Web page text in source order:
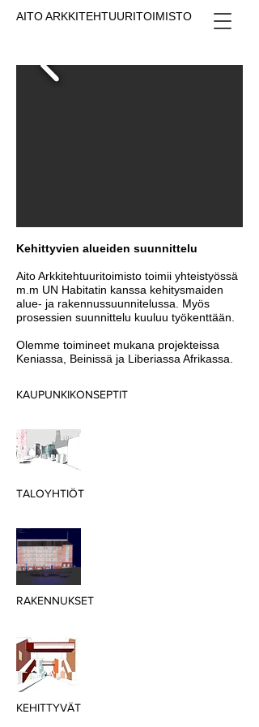
AITO ARKKITEHTUURITOIMISTO
KAUPUNKIKONSEPTIT
RAKENNUKSET
TALOYHTIÖT
KEHITTYVÄT
Kehittyvien alueiden suunnittelu
Aito Arkkitehtuuritoimisto toimii yhteistyössä
m.m UN Habitatin kanssa kehitysmaiden
alue- ja rakennussuunnitelussa. Myös
prosessien suunnittelu kuuluu työkenttään.
Olemme toimineet mukana projekteissa
Keniassa, Beinissä ja Liberiassa Afrikassa.